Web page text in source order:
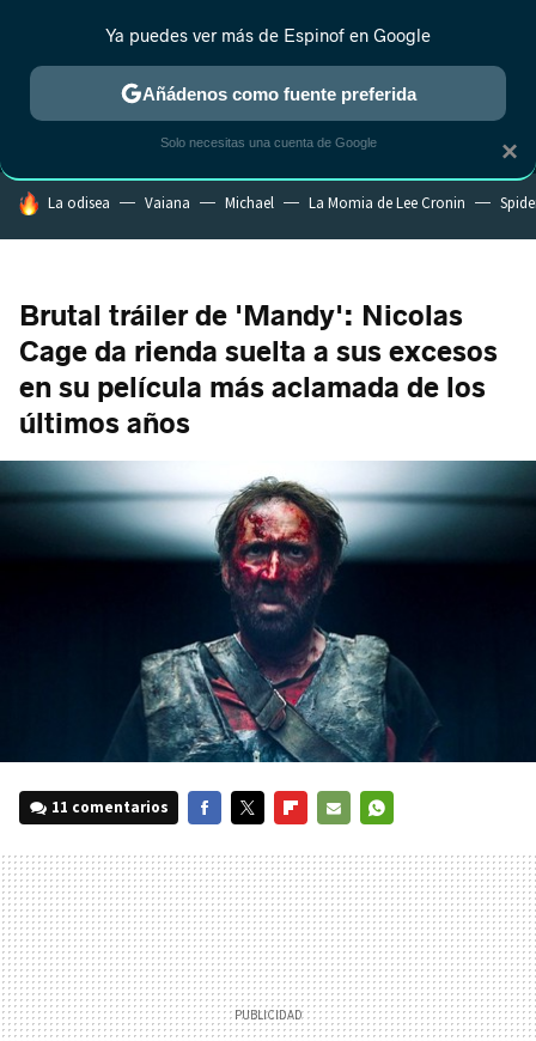
MENÚ NUEVO
ESTRENOS REALITY ANIME RANKINGS CINE
HOY SE HABLA DE
La odisea Vaiana Michael La Momia de Lee Cronin
Brutal tráiler de 'Mandy': Nicolas
Cage da rienda suelta a sus excesos
en su película más aclamada de los
últimos años
11 comentarios
MAIL
×
Ya puedes ver más de Espinof en Google
Añádenos como fuente preferida
Solo necesitas una cuenta de Google